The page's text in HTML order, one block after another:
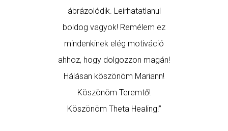
ábrázolódik. Leírhatatlanul
boldog vagyok! Remélem ez
mindenkinek elég motiváció
ahhoz, hogy dolgozzon magán!
Hálásan köszönöm Mariann!
Köszönöm Teremtő!
Köszönöm Theta Healing!”